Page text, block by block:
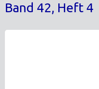
Band 42, Heft 4